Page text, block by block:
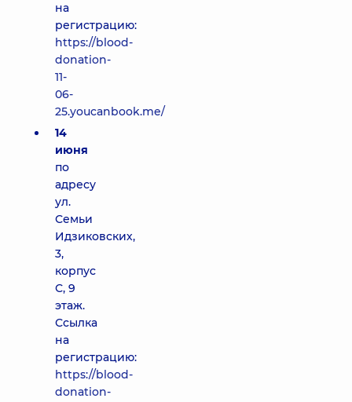
на
регистрацию:
https://blood-
donation-
11-
06-
25.youcanbook.me/
14
июня
по
адресу
ул.
Семьи
Идзиковских,
3,
корпус
С, 9
этаж.
Ссылка
на
регистрацию:
https://blood-
donation-